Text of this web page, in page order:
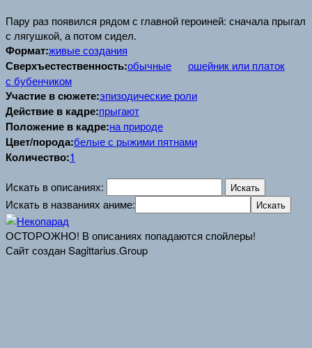
Пару раз появился рядом с главной героиней: сначала прыгал
с лягушкой, а потом сидел.
Формат:живые создания
Сверхъестественность:обычные
ошейник или платок
с бубенчиком
Участие в сюжете:эпизодические роли
Действие в кадре:прыгают
Положение в кадре:на природе
Цвет/порода:белые с рыжими пятнами
Количество:1
Искать в описаниях:
Искать в названиях аниме:
ОСТОРОЖНО! В описаниях попадаются спойлеры!
Сайт создан Sagittarius.Group